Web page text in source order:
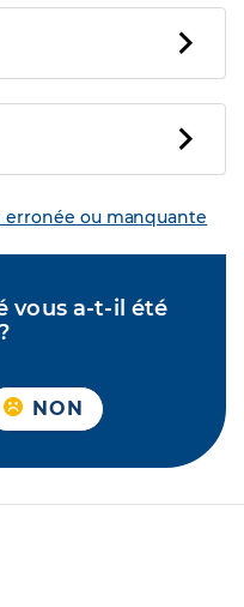
ou manquante
vous a-t-il été
NON